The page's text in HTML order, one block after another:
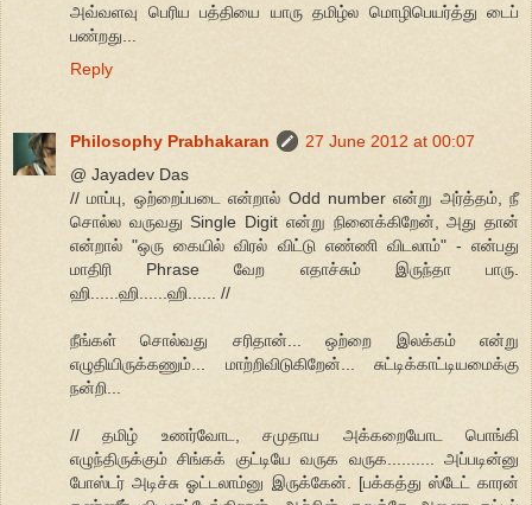
அவ்வளவு பெரிய பத்தியை யாரு தமிழ்ல மொழிபெயர்த்து டைப்
பண்றது...
Reply
Philosophy Prabhakaran
27 June 2012 at 00:07
@ Jayadev Das
// மாப்பு, ஒற்றைப்படை என்றால் Odd number என்று அர்த்தம், நீ
சொல்ல வருவது Single Digit என்று நினைக்கிறேன், அது தான்
என்றால் "ஒரு கையில் விரல் விட்டு எண்ணி விடலாம்" - என்பது
மாதிரி Phrase வேற எதாச்சும் இருந்தா பாரு.
ஹி......ஹி......ஹி...... //
நீங்கள் சொல்வது சரிதான்... ஒற்றை இலக்கம் என்று
எழுதியிருக்கணும்... மாற்றிவிடுகிறேன்... சுட்டிக்காட்டியமைக்கு
நன்றி...
// தமிழ் உணர்வோட, சமுதாய அக்கறையோட பொங்கி
எழுந்திருக்கும் சிங்கக் குட்டியே வருக வருக.......... அப்படின்னு
போஸ்டர் அடிச்சு ஓட்டலாம்னு இருக்கேன். [பக்கத்து ஸ்டேட் காரன்